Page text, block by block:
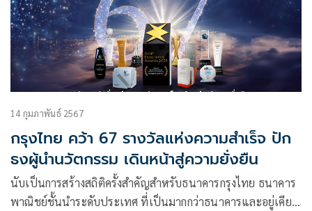
14 กุมภาพันธ์ 2567
กรุงไทย คว้า 67 รางวัลแห่งความสำเร็จ ปัก
ธงผู้นำนวัตกรรม เดินหน้าสู่ความยั่งยืน
นับเป็นการสร้างสถิติครั้งสำคัญสำหรับธนาคารกรุงไทย ธนาคาร
พาณิชย์ชั้นนำระดับประเทศ ที่เป็นมากกว่าธนาคารและอยู่เคียง